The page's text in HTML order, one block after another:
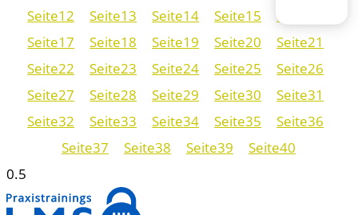
Seite12 Seite13 Seite14 Seite15 Seite
Seite17 Seite18 Seite19 Seite20 Seite21
Seite22 Seite23 Seite24 Seite25 Seite26
Seite27 Seite28 Seite29 Seite30 Seite31
Seite32 Seite33 Seite34 Seite35 Seite36
Seite37 Seite38 Seite39 Seite40